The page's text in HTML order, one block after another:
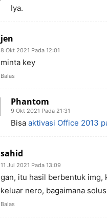
Iya.
jen
8 Okt 2021 Pada 12:01
minta key
Balas
Phantom
9 Okt 2021 Pada 21:31
Bisa aktivasi Office 2013
sahid
11 Jul 2021 Pada 13:09
gan, itu hasil berbentuk img,
keluar nero, bagaimana
Balas